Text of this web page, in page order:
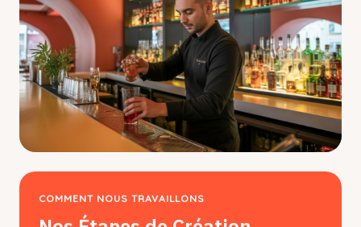
COMMENT NOUS TRAVAILLONS